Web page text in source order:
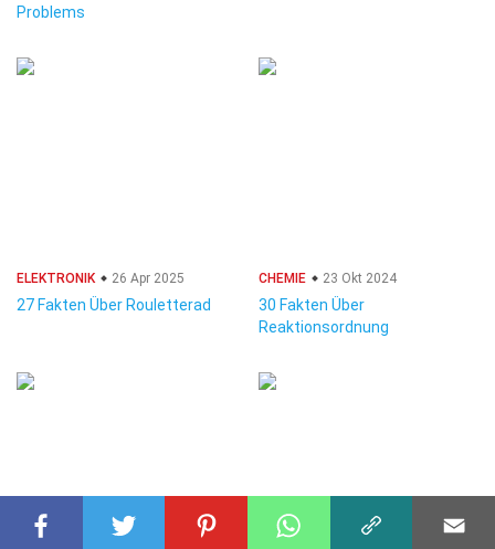
Problems
ELEKTRONIK 26 Apr 2025
27 Fakten Über Rouletterad
CHEMIE 23 Okt 2024
30 Fakten Über
Reaktionsordnung